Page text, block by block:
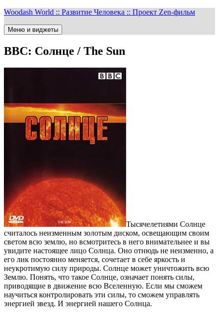
Перейти
содержимому
Woodash World :: Развитие Человека :: Проект Zen-фильм
Меню и виджеты
BBC: Солнце / The Sun
Тысячелетиями Солнце
считалось неизменным золотым диском, освещающим своим
светом всю землю, но всмотритесь в него внимательнее и вы
увидите настоящее лицо Солнца. Оно отнюдь не неизменно, а
его лик постоянно меняется, сочетает в себе яркость и
неукротимую силу природы. Солнце может уничтожить всю
Землю. Понять, что такое Солнце, означает понять силы,
приводящие в движение всю Вселенную. Если мы сможем
научиться контролировать эти силы, то сможем управлять
энергией звезд. И энергией нашего Солнца.